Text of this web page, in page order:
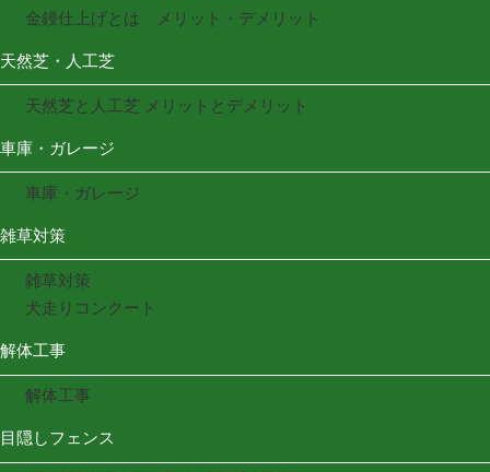
金鏝仕上げとは メリット・デメリット
天然芝・人工芝
天然芝と人工芝 メリットとデメリット
車庫・ガレージ
車庫・ガレージ
雑草対策
雑草対策
犬走りコンクート
解体工事
解体工事
目隠しフェンス